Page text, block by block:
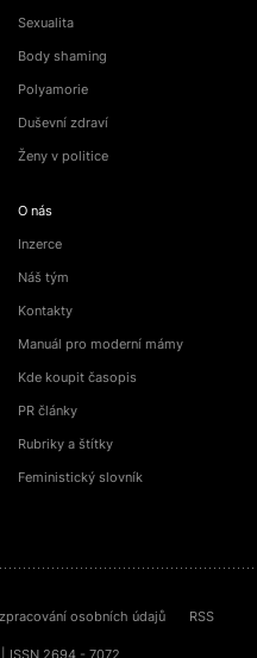
Sexualita
Body shaming
Polyamorie
Duševní zdraví
Ženy v politice
O nás
Inzerce
Náš tým
Kontakty
Manuál pro moderní mámy
Kde koupit časopis
PR články
Rubriky a štítky
Feministický slovník
osobních údajů RSS